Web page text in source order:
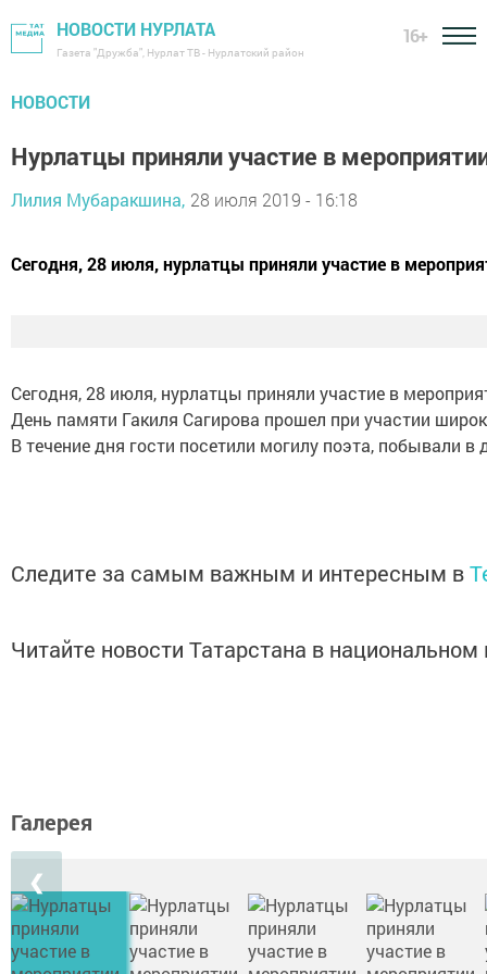
НОВОСТИ НУРЛАТА
Газета "Дружба", Нурлат ТВ - Нурлатский район
16+
НОВОСТИ
Нурлатцы приняли участие в
Лилия Мубаракшина, 28 июля 2019 - 16:18
Сегодня, 28 июля, нурлатцы приняли участие в
Сегодня, 28 июля, нурлатцы приняли участие в
День памяти Гакиля Сагирова прошел при участии
В течение дня гости посетили могилу поэта,
Следите за самым важным и интересным в
Читайте новости Татарстана в
Галерея
❮